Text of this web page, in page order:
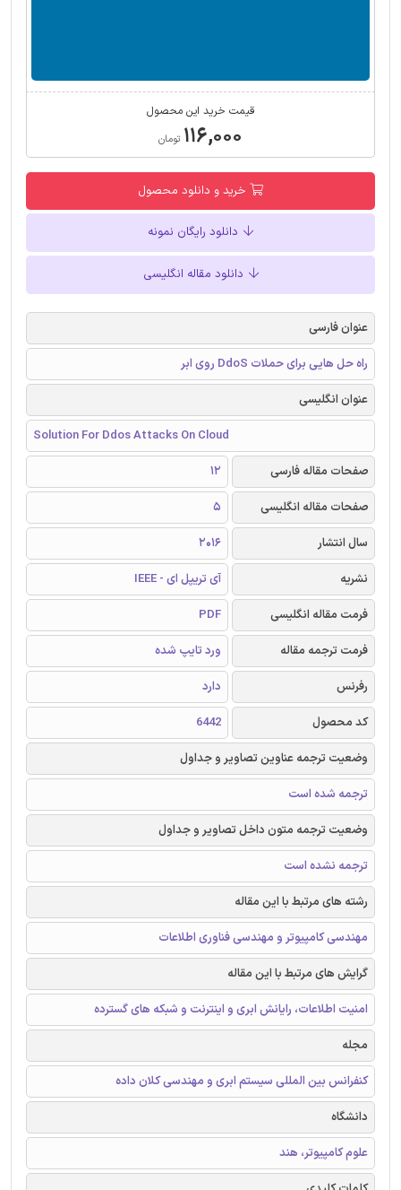
قیمت خرید این محصول
۱۱۶,۰۰۰ تومان
خرید و دانلود محصول
دانلود رایگان نمونه
دانلود مقاله انگلیسی
عنوان فارسی
راه حل هایی برای حملات DdoS روی ابر
عنوان انگلیسی
Solution For Ddos Attacks On Cloud
صفحات مقاله فارسی
12
صفحات مقاله انگلیسی
5
سال انتشار
2016
نشریه
آی تریپل ای - IEEE
فرمت مقاله انگلیسی
PDF
فرمت ترجمه مقاله
ورد تایپ شده
رفرنس
دارد
کد محصول
6442
وضعیت ترجمه عناوین تصاویر و جداول
ترجمه شده است
وضعیت ترجمه متون داخل تصاویر و جداول
ترجمه نشده است
رشته های مرتبط با این مقاله
مهندسی کامپیوتر و مهندسی فناوری اطلاعات
گرایش های مرتبط با این مقاله
امنیت اطلاعات، رایانش ابری و اینترنت و شبکه های گسترده
مجله
کنفرانس بین المللی سیستم ابری و مهندسی کلان داده
دانشگاه
علوم کامپیوتر، هند